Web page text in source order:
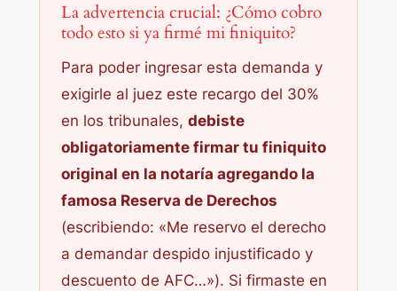
La advertencia crucial: ¿Cómo cobro
todo esto si ya firmé mi finiquito?
Para poder ingresar esta demanda y
exigirle al juez este recargo del 30%
en los tribunales, debiste
obligatoriamente firmar tu finiquito
original en la notaría agregando la
famosa Reserva de Derechos
(escribiendo: «Me reservo el derecho
a demandar despido injustificado y
descuento de AFC…»). Si firmaste en